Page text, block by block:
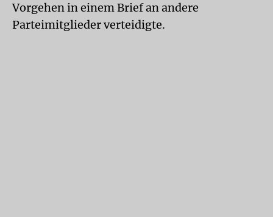
Vorgehen in einem Brief an andere
Parteimitglieder verteidigte.